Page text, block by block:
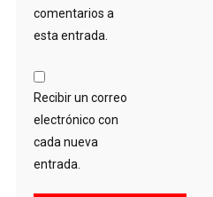
comentarios a
esta entrada.
Recibir un correo
electrónico con
cada nueva
entrada.